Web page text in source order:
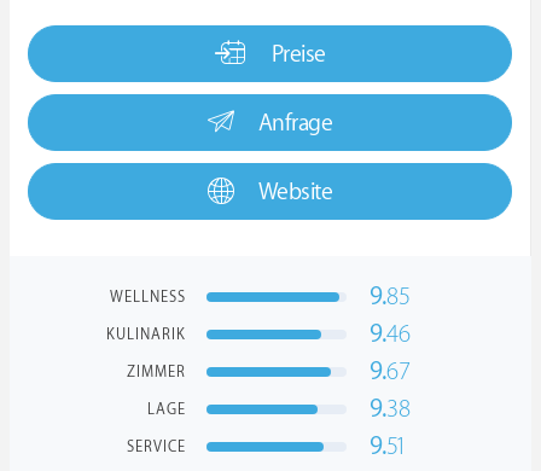
Preise
Anfrage
Website
WELLNESS 9.85
KULINARIK 9.46
ZIMMER 9.67
LAGE 9.38
SERVICE 9.51